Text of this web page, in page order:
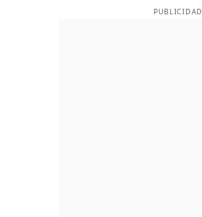
PUBLICIDAD